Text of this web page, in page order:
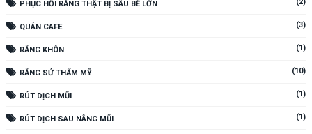
PHỤC HỒI RĂNG THẬT BỊ SÂU BỂ LỚN
QUÁN CAFE (3)
RĂNG KHÔN (1)
RĂNG SỨ THẨM MỸ (10)
RÚT DỊCH MŨI (1)
RÚT DỊCH SAU NÂNG MŨI (1)